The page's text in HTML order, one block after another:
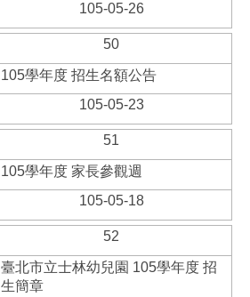
105-05-26
50
105學年度 招生名額公告
105-05-23
51
105學年度 家長參觀週
105-05-18
52
臺北市立士林幼兒園 105學年度 招
生簡章